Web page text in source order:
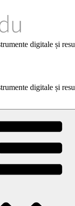
digitale și
digitale și